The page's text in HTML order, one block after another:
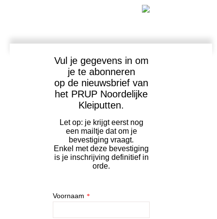
Vul je gegevens in om
je te abonneren
op de nieuwsbrief van
het PRUP Noordelijke
Kleiputten.
Let op: je krijgt eerst nog
een mailtje dat om je
bevestiging vraagt.
Enkel met deze bevestiging
is je inschrijving definitief in
orde.
Voornaam *